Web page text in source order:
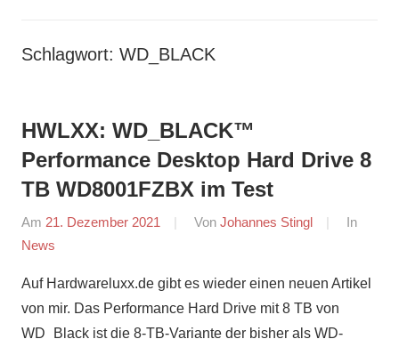
Schlagwort: WD_BLACK
HWLXX: WD_BLACK™
Performance Desktop Hard Drive 8
TB WD8001FZBX im Test
Am 21. Dezember 2021 Von Johannes Stingl
In
News
Auf Hardwareluxx.de gibt es wieder einen neuen Artikel
von mir. Das Performance Hard Drive mit 8 TB von
WD_Black ist die 8-TB-Variante der bisher als WD-